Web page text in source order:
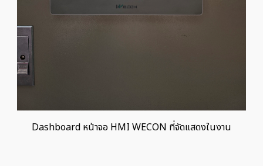
Dashboard หน้าจอ HMI WECON ที่จัดแสดงในงาน